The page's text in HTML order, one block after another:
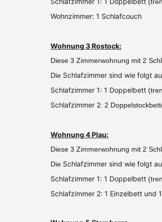
Wohnzimmer: 1 Schlafcouch
Wohnung 3 Rostock:
Diese 3 Zimmerwohnung mit 2
Die Schlafzimmer sind wie folgt
Schlafzimmer 1: 1 Doppelbett
Schlafzimmer 2: 2
Wohnung 4 Plau:
Diese 3 Zimmerwohnung mit 2
Die Schlafzimmer sind wie folgt
Schlafzimmer 1: 1 Doppelbett
Schlafzimmer 2: 1 Einzelbett und 1